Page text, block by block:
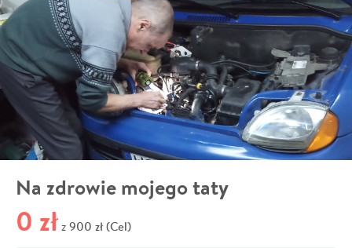
Na zdrowie mojego taty
0 zł z 900 zł (Cel)